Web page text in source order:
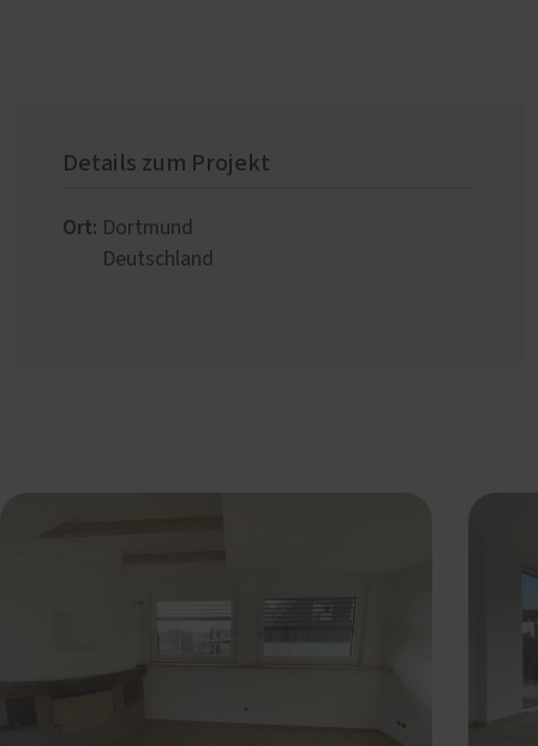
Details zum Projekt
Ort: Dortmund
Deutschland